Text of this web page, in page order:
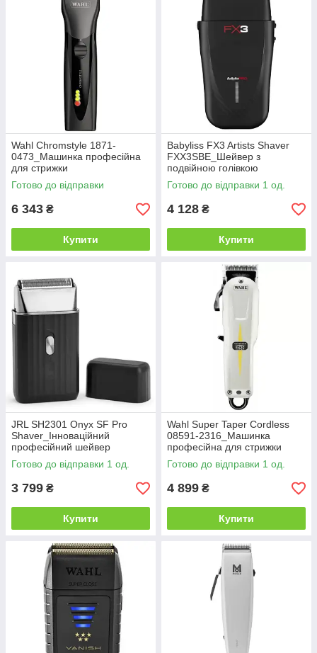
Wahl Chromstyle 1871-
0473_Машинка професійна
для стрижки
Готово до відправки
6 343 ₴
Купити
Babyliss FX3 Artists Shaver
FXX3SBE_Шейвер з
подвійною голівкою
Готово до відправки 1 од.
4 128 ₴
Купити
JRL SH2301 Onyx SF Pro
Shaver_Інноваційний
професійний шейвер
Готово до відправки 1 од.
3 799 ₴
Купити
Wahl Super Taper Cordless
08591-2316_Машинка
професійна для стрижки
Готово до відправки 1 од.
4 899 ₴
Купити